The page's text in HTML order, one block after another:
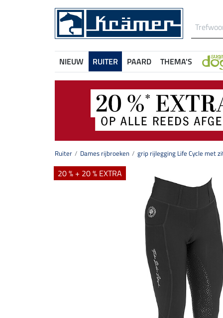
NIEUW RUITER PAARD THEMA'S
Ruiter Dames rijbroeken grip rijlegging Life Cycle met
20 % + 20 % EXTRA